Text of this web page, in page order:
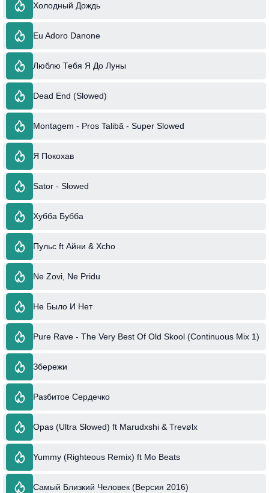
Холодный Дождь
Eu Adoro Danone
Люблю Тебя Я До Луны
Dead End (Slowed)
Montagem - Pros Talibã - Super Slowed
Я Покохав
Sator - Slowed
Хубба Бубба
Пульс ft Айни & Xcho
Ne Zovi, Ne Pridu
Не Было И Нет
Pure Rave - The Very Best Of Old Skool (Continuous Mix 1)
Збережи
Разбитое Сердечко
Opas (Ultra Slowed) ft Marudxshi & Trevølx
Yummy (Righteous Remix) ft Mo Beats
Самый Близкий Человек (Версия 2016)